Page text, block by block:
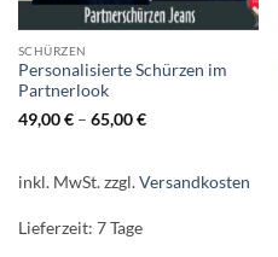
SCHÜRZEN
Personalisierte Schürzen im
Partnerlook
49,00€– 65,00€
inkl. MwSt.zzgl.Versandkosten
Lieferzeit: 7 Tage